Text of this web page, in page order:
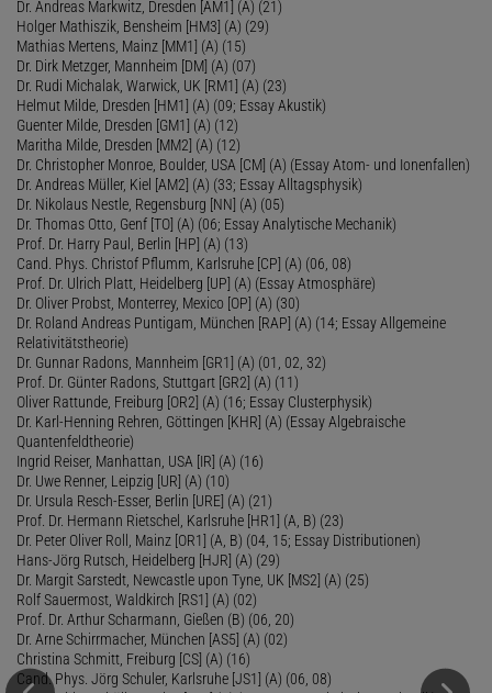
Dr. Andreas Markwitz, Dresden [AM1] (A) (21)
Holger Mathiszik, Bensheim [HM3] (A) (29)
Mathias Mertens, Mainz [MM1] (A) (15)
Dr. Dirk Metzger, Mannheim [DM] (A) (07)
Dr. Rudi Michalak, Warwick, UK [RM1] (A) (23)
Helmut Milde, Dresden [HM1] (A) (09; Essay Akustik)
Guenter Milde, Dresden [GM1] (A) (12)
Maritha Milde, Dresden [MM2] (A) (12)
Dr. Christopher Monroe, Boulder, USA [CM] (A) (Essay Atom- und Ionenfallen)
Dr. Andreas Müller, Kiel [AM2] (A) (33; Essay Alltagsphysik)
Dr. Nikolaus Nestle, Regensburg [NN] (A) (05)
Dr. Thomas Otto, Genf [TO] (A) (06; Essay Analytische Mechanik)
Prof. Dr. Harry Paul, Berlin [HP] (A) (13)
Cand. Phys. Christof Pflumm, Karlsruhe [CP] (A) (06, 08)
Prof. Dr. Ulrich Platt, Heidelberg [UP] (A) (Essay Atmosphäre)
Dr. Oliver Probst, Monterrey, Mexico [OP] (A) (30)
Dr. Roland Andreas Puntigam, München [RAP] (A) (14; Essay Allgemeine
Relativitätstheorie)
Dr. Gunnar Radons, Mannheim [GR1] (A) (01, 02, 32)
Prof. Dr. Günter Radons, Stuttgart [GR2] (A) (11)
Oliver Rattunde, Freiburg [OR2] (A) (16; Essay Clusterphysik)
Dr. Karl-Henning Rehren, Göttingen [KHR] (A) (Essay Algebraische
Quantenfeldtheorie)
Ingrid Reiser, Manhattan, USA [IR] (A) (16)
Dr. Uwe Renner, Leipzig [UR] (A) (10)
Dr. Ursula Resch-Esser, Berlin [URE] (A) (21)
Prof. Dr. Hermann Rietschel, Karlsruhe [HR1] (A, B) (23)
Dr. Peter Oliver Roll, Mainz [OR1] (A, B) (04, 15; Essay Distributionen)
Hans-Jörg Rutsch, Heidelberg [HJR] (A) (29)
Dr. Margit Sarstedt, Newcastle upon Tyne, UK [MS2] (A) (25)
Rolf Sauermost, Waldkirch [RS1] (A) (02)
Prof. Dr. Arthur Scharmann, Gießen (B) (06, 20)
Dr. Arne Schirrmacher, München [AS5] (A) (02)
Christina Schmitt, Freiburg [CS] (A) (16)
Cand. Phys. Jörg Schuler, Karlsruhe [JS1] (A) (06, 08)